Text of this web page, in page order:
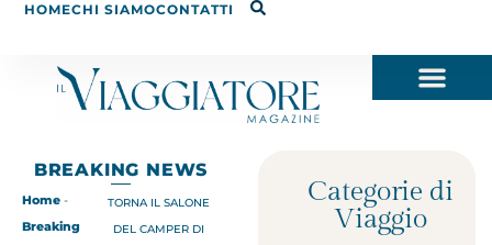
HOMECHI SIAMOCONTATTI
BREAKING NEWS
Home -
Breaking
TORNA IL SALONE
DEL CAMPER DI
Categorie di
Viaggio